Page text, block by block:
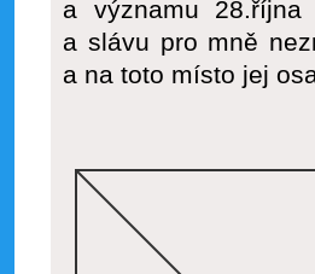
a významu
a slávu pro mně
a na toto místo jej